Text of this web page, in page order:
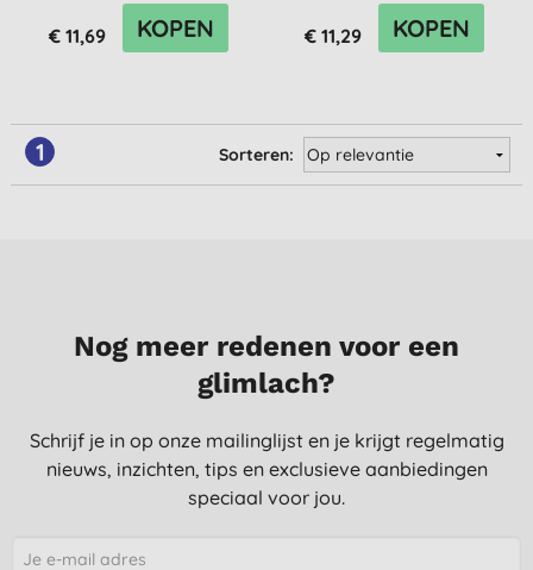
€ 11,69 KOPEN € 11,29 KOPEN
1 Sorteren:
Nog meer redenen voor een
glimlach?
Schrijf je in op onze mailinglijst en je krijgt regelmatig
nieuws, inzichten, tips en exclusieve aanbiedingen
speciaal voor jou.